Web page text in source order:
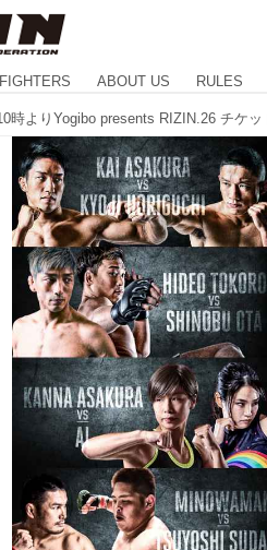
FIGHTERS ABOUT US RULES